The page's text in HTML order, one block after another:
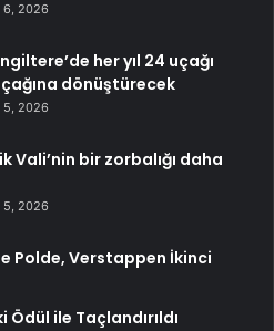
6, 2026
her yıl 24 uçağı
dönüştürecek
5, 2026
Vali’nin bir zorbalığı daha
5, 2026
Polde, Verstappen İkinci
Ödül ile Taçlandırıldı